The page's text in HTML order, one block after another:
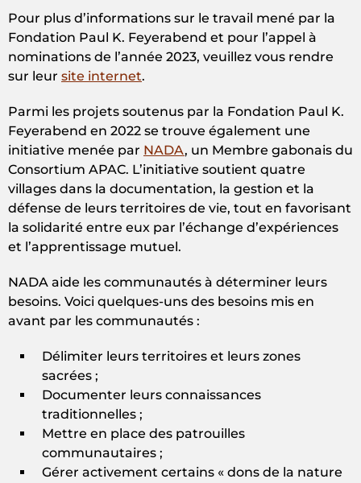
Pour plus d’informations sur le travail mené par la
Fondation Paul K. Feyerabend et pour l’appel à
nominations de l’année 2023, veuillez vous rendre
sur leur site internet.
Parmi les projets soutenus par la Fondation Paul K.
Feyerabend en 2022 se trouve également une
initiative menée par NADA, un Membre gabonais du
Consortium APAC. L’initiative soutient quatre
villages dans la documentation, la gestion et la
défense de leurs territoires de vie, tout en favorisant
la solidarité entre eux par l’échange d’expériences
et l’apprentissage mutuel.
NADA aide les communautés à déterminer leurs
besoins. Voici quelques-uns des besoins mis en
avant par les communautés :
Délimiter leurs territoires et leurs zones
sacrées ;
Documenter leurs connaissances
traditionnelles ;
Mettre en place des patrouilles
communautaires ;
Gérer activement certains « dons de la nature